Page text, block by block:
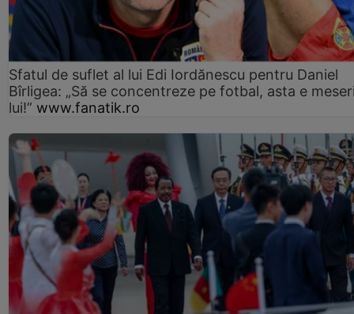
Sfatul de suflet al lui Edi Iordănescu pentru Daniel
Bîrligea: „Să se concentreze pe fotbal, asta e
lui!” www.fanatik.ro